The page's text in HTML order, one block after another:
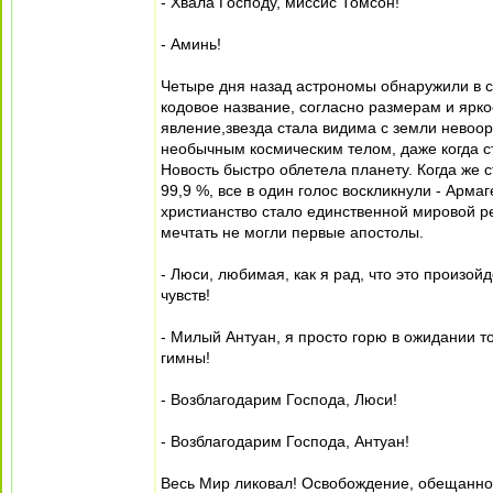
- Аминь!
Четыре дня назад астрономы обнаружили в
кодовое название, согласно размерам и
явление,звезда стала видима с земли
необычным космическим телом, даже когда
Новость быстро облетела планету. Когда же
99,9 %, все в один голос воскликнули -
христианство стало единственной мировой
мечтать не могли первые апостолы.
- Люси, любимая, как я рад, что это
чувств!
- Милый Антуан, я просто горю в ожидании
гимны!
- Возблагодарим Господа, Люси!
- Возблагодарим Господа, Антуан!
Весь Мир ликовал! Освобождение,